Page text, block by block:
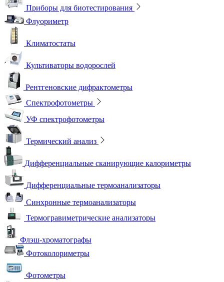
Приборы для биотестирования
Флуориметр
Климатостаты
Культиваторы водорослей
Рентгеновские дифрактометры
Спектрофотометры
УФ спектрофотометры
Термический анализ
Дифференциальные сканирующие калориметры
Дифференциальные термоанализаторы
Синхронные термоанализаторы
Термогравиметрические анализаторы
Флэш-хроматографы
Фотоколориметры
Фотометры